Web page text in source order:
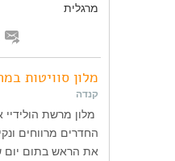
מרגלית
מלון סוויטות
קנדה
מלון מרשת
החדרים מרווחים
את הראש בתום יום